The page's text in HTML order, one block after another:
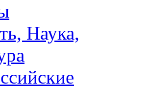
Наука,